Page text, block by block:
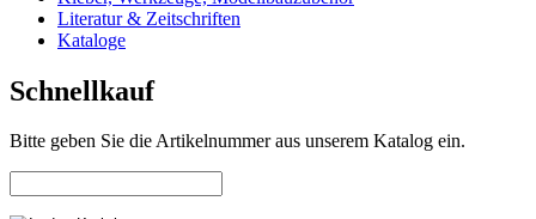
Literatur & Zeitschriften
Kataloge
Schnellkauf
Bitte geben Sie die Artikelnummer aus unserem Katalog ein.